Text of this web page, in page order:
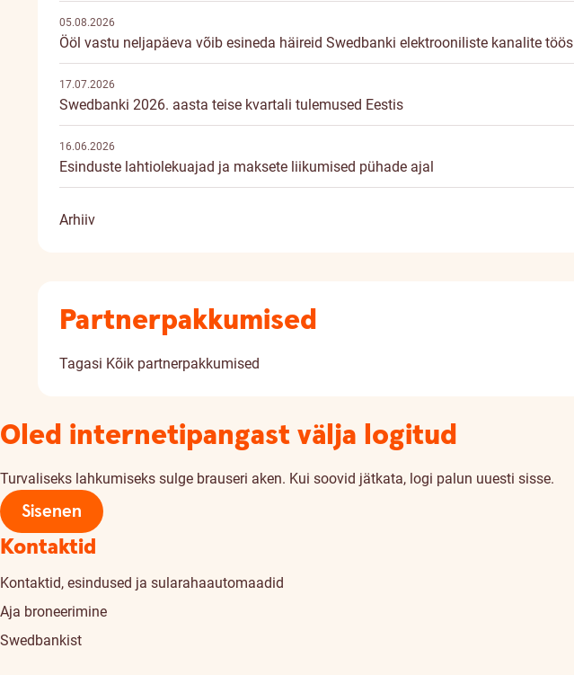
05.08.2026
Ööl vastu neljapäeva võib esineda häireid Swedbanki elektrooniliste kanalite töös
17.07.2026
Swedbanki 2026. aasta teise kvartali tulemused Eestis
16.06.2026
Esinduste lahtiolekuajad ja maksete liikumised pühade ajal
Arhiiv
Partnerpakkumised
Tagasi Kõik partnerpakkumised
Oled internetipangast välja logitud
Turvaliseks lahkumiseks sulge brauseri aken. Kui soovid jätkata, logi palun uuesti sisse.
Sisenen
Kontaktid
Kontaktid, esindused ja sularahaautomaadid
Aja broneerimine
Swedbankist